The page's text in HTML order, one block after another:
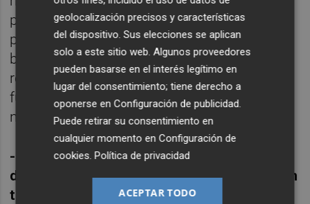
psiquiatras adeptos al régimen, desde su
posición de autoridad científica, le dieron un
barniz de justificación científica a la
represión y a sus prácticas brutales. Por eso
fueron tan útiles en la creación de la moral
nacionalcatólica.
-En contra de lo que reflejan algunos libros
de historia, la década de los 50 no fue ni tan
tranquila, ni estuvo tan estancada como
geolocalización precisos y características
del dispositivo. Sus elecciones se aplican
solo a este sitio web. Algunos proveedores
pueden basarse en el interés legítimo en
lugar del consentimiento; tiene derecho a
oponerse enConfiguración de publicidad.
Puede retirar su consentimiento en
cualquier momento enConfiguración de
cookies.Política de privacidad
ACEPTAR TODO